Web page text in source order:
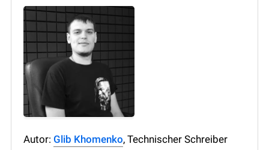
Autor: Glib Khomenko, Technischer Schreiber